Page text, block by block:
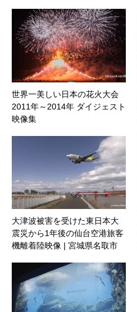
世界一美しい日本の花火大会
2011年～2014年 ダイジェスト
映像集
大津波被害を受けた東日本大
震災から1年後の仙台空港旅客
機離着陸映像 | 宮城県名取市